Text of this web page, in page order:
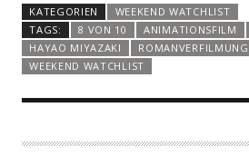
KATEGORIEN
WEEKEND WATCHLIST
TAGS:
8 VON 10 ANIMATIONSFILM
HAYAO MIYAZAKI
ROMANVERFILMUNG
WEEKEND WATCHLIST